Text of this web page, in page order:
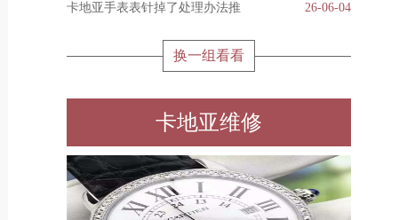
卡地亚手表表针掉了处理办法推
26-06-04
换一组看看
卡地亚维修